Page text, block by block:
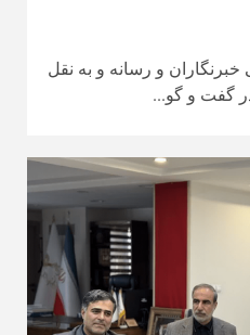
خبرنگاران و رسانه و به نقل
در گفت و گو...